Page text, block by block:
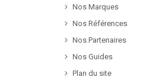
Nos Marques
Nos Références
Nos Partenaires
Nos Guides
Plan du site